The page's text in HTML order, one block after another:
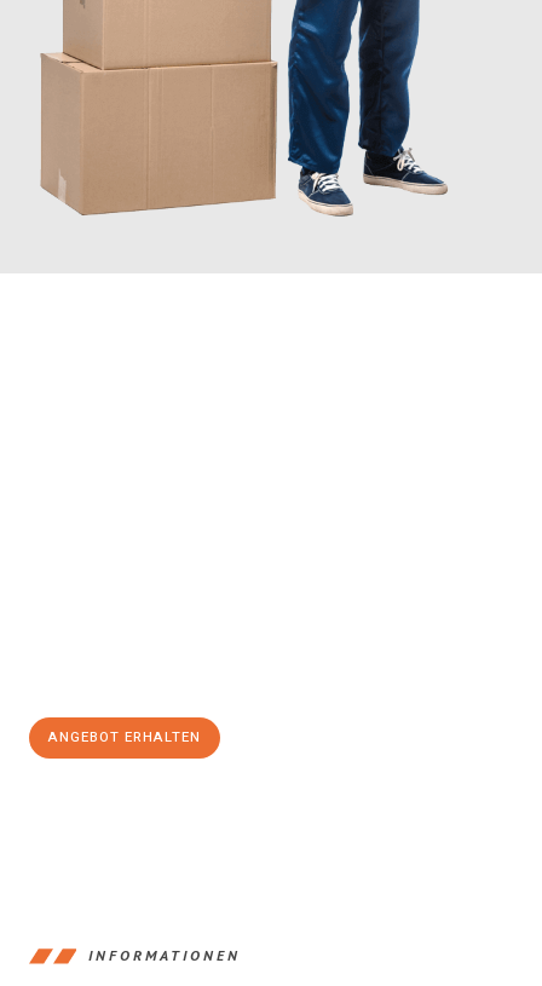
ANGEBOT ERHALTEN
INFORMATIONEN